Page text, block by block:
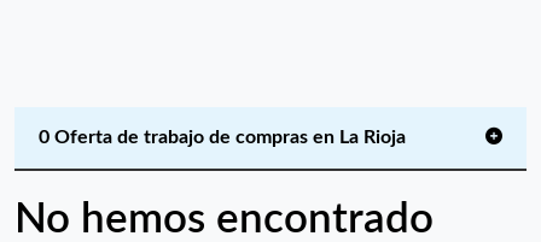
0 Oferta de trabajo de compras en La Rioja
No hemos encontrado